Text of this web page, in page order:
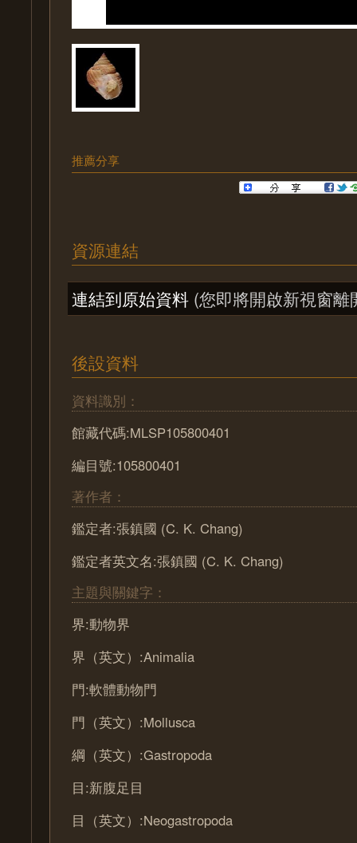
推薦分享
資源連結
連結到原始資料 (您即將開啟新視窗離
後設資料
資料識別：
館藏代碼:MLSP105800401
編目號:105800401
著作者：
鑑定者:張鎮國 (C. K. Chang)
鑑定者英文名:張鎮國 (C. K. Chang)
主題與關鍵字：
界:動物界
界（英文）:Animalia
門:軟體動物門
門（英文）:Mollusca
綱（英文）:Gastropoda
目:新腹足目
目（英文）:Neogastropoda